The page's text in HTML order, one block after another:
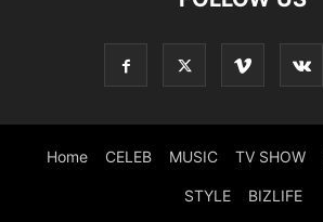
Home CELEB MUSIC TV SHOW
STYLE BIZLIFE